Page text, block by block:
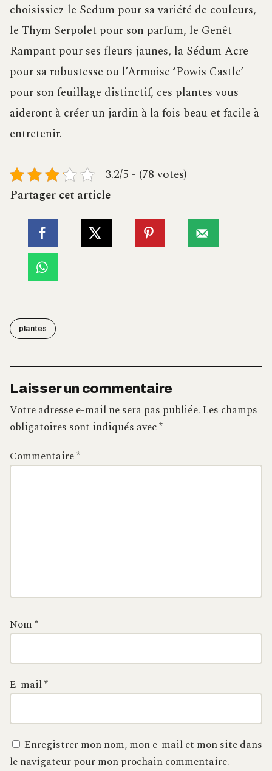
choisissiez le Sedum pour sa variété de couleurs,
le Thym Serpolet pour son parfum, le Genêt
Rampant pour ses fleurs jaunes, la Sédum Acre
pour sa robustesse ou l’Armoise ‘Powis Castle’
pour son feuillage distinctif, ces plantes vous
aideront à créer un jardin à la fois beau et facile à
entretenir.
3.2/5 - (78 votes)
Partager cet article
plantes
Laisser un commentaire
Votre adresse e-mail ne sera pas publiée.Les champs
obligatoires sont indiqués avec*
Commentaire*
Nom*
E-mail*
Enregistrer mon nom, mon e-mail et mon site dans
le navigateur pour mon prochain commentaire.